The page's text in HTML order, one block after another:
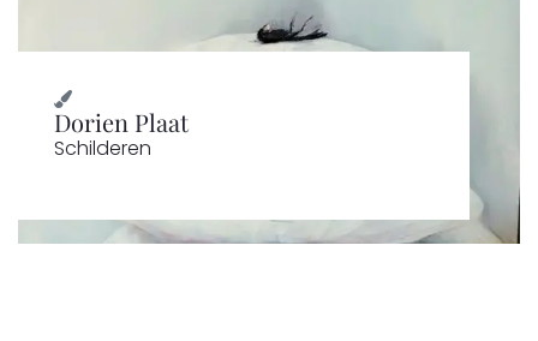
Dorien Plaat
Schilderen